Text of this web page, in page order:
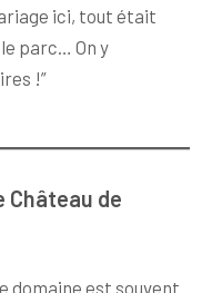
ici, tout était
parc… On y
!”
Château de
domaine est souvent